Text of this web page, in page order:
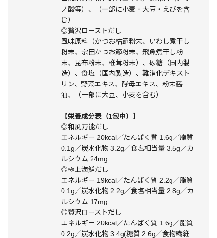
ノ酸等）、（一部に小麦・大豆・えびを含
む）
◎贅沢ローストだし
風味原料（かつお枯節粉末、いわし煮干し
粉末、宗田かつお節粉末、飛魚煮干し粉
末、昆布粉末、椎茸粉末）、砂糖（国内製
造）、食塩（国内製造）、難消化デキスト
リン、野菜エキス、酵母エキス、粉末醤
油、（一部に大豆、小麦を含む）
【栄養成分表（1包中）】
◎和風万能だし
エネルギー 20kcal／たんぱく質 1.6g／脂質
0.1g／炭水化物 3.2g／食塩相当量 3.5g／カ
ルシウム 24mg
◎極上海鮮だし
エネルギー 19kcal／たんぱく質 2.2g／脂質
0.1g／炭水化物 2.2g／食塩相当量 2.8g／カ
ルシウム 17mg
◎贅沢ローストだし
エネルギー 20kcal／たんぱく質 1.6g／脂質
0.2g／炭水化物 3.4g(糖質 2.6g／食物繊維